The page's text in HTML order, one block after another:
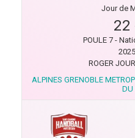
Jour de
22
POULE 7 -
ROGER
ALPINES GRENOBLE
DU